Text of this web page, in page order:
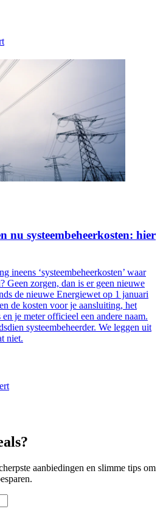
nu systeembeheerkosten: hier
ineens ‘systeembeheerkosten’ waar
Geen zorgen, dan is er geen nieuwe
de nieuwe Energiewet op 1 januari
de kosten voor je aansluiting, het
je meter officieel een andere naam.
systeembeheerder. We leggen uit
niet.
aanbiedingen en slimme tips om